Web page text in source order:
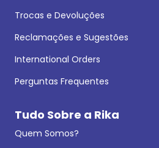
Trocas e Devoluções
Reclamações e Sugestões
International Orders
Perguntas Frequentes
Tudo Sobre a Rika
Quem Somos?